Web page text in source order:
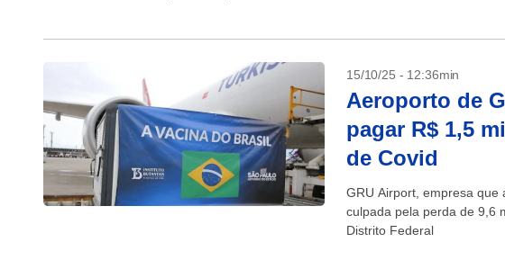
15/10/25 - 12:36min
Aeroporto de
pagar R$ 1,5
de Covid
GRU Airport, empresa que
culpada pela perda de 9,6
Distrito Federal